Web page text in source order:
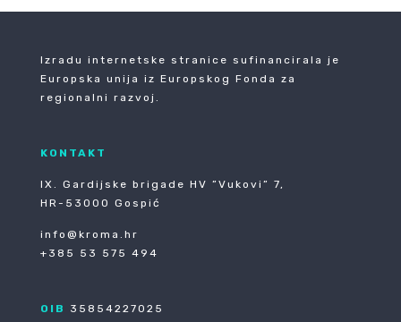
Izradu internetske stranice sufinancirala je
Europska unija iz Europskog Fonda za
regionalni razvoj.
KONTAKT
IX. Gardijske brigade HV ”Vukovi” 7,
HR-53000 Gospić
info@kroma.hr
+385 53 575 494
OIB 35854227025